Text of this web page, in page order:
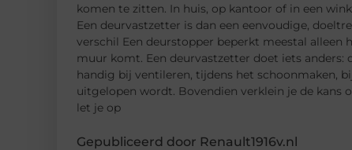
komen te zitten. In huis, op kantoor of in een
Een deurvastzetter is dan een eenvoudige,
verschil Een deurstopper beperkt meestal alleen
muur komt. Een deurvastzetter doet iets anders:
handig bij ventileren, tijdens het schoonmaken,
uitgelopen wordt. Bovendien verklein je de kans
let je op
Gepubliceerd door Renault1916v.nl